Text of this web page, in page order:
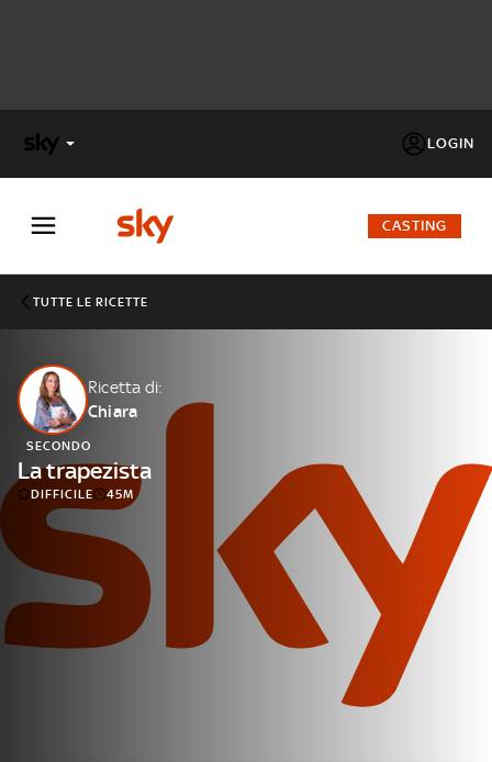
LOGIN
FACTOR
Cos’altro vedere:
PROGRAMMI SKY
Un mondo di offerte:
SKY.IT
NOW
CASTING
TUTTE LE RICETTE
Ricetta di:
Chiara
SECONDO
La trapezista
DIFFICILE 45M